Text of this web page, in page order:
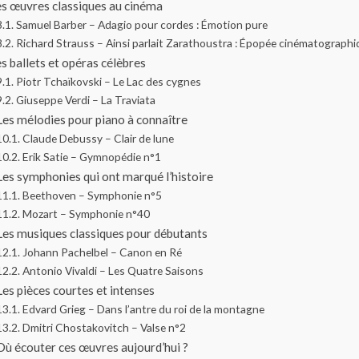
œuvres classiques au cinéma
Samuel Barber – Adagio pour cordes : Émotion pure
Richard Strauss – Ainsi parlait Zarathoustra : Épopée
ballets et opéras célèbres
Piotr Tchaïkovski – Le Lac des cygnes
Giuseppe Verdi – La Traviata
mélodies pour piano à connaître
Claude Debussy – Clair de lune
Erik Satie – Gymnopédie n°1
symphonies qui ont marqué l’histoire
Beethoven – Symphonie n°5
Mozart – Symphonie n°40
musiques classiques pour débutants
Johann Pachelbel – Canon en Ré
Antonio Vivaldi – Les Quatre Saisons
pièces courtes et intenses
Edvard Grieg – Dans l’antre du roi de la montagne
Dmitri Chostakovitch – Valse n°2
écouter ces œuvres aujourd’hui ?